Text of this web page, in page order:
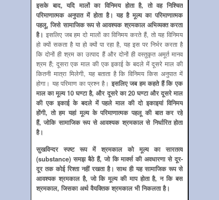
इसके बाद, यदि मालों का विनिमय होता है, तो वह निश्चित
परिमाणात्‍मक अनुपात में होता है। यह है मूल्‍य का परिमाणात्‍मक
पहलू, जिसे सामाजिक रूप से आवश्‍यक श्रमकाल अभिव्‍यक्‍त करता
है। इसलिए जब हम दो मालों का विनिमय करते हैं, तो यह विनिमय
हो क्‍यों सकता है या हो क्‍यों पा रहा है, यह इस पर निर्भर करता है
कि दोनों ही श्रम का उत्‍पाद हैं और दोनों ही वस्‍तुकृत अमूर्त मानव
श्रम हैं; दूसरा एक माल की एक इकाई के बदले में दूसरे माल की
कितनी मात्रा मिलेगी, यह बताता है कि विनिमय किस अनुपात में
होगा। यह परिमाण का प्रश्‍न है। इसलिए जब हम कहते हैं कि एक
माल का मूल्‍य 10 घण्‍टा है, और दूसरे का 20 घण्‍टा और दूसरे माल
की एक इकाई के बदले में पहले माल की दो इकाइयां विनिमय
होंगी, तो हम यहां मूल्‍य के परिमाणात्‍मक पहलू की बात कर रहे
हैं, जोकि सामाजिक रूप से आवश्‍यक श्रमकाल से निर्धारित होता
है।
सुखविन्‍दर स्‍पष्‍ट रूप में श्रमकाल को मूल्‍य का सारतत्‍व
(substance) समझ बैठे हैं, जो कि मार्क्‍स की अवधारणा से दूर-
दूर तक कोई रिश्‍ता नहीं रखता है। साथ ही यह सामाजिक रूप से
आवश्‍यक श्रमकाल है, जो कि मूल्‍य की माप होता है, न कि बस
श्रमकाल, जिसका अर्थ वैयक्तिक श्रमकाल भी निकलता है।